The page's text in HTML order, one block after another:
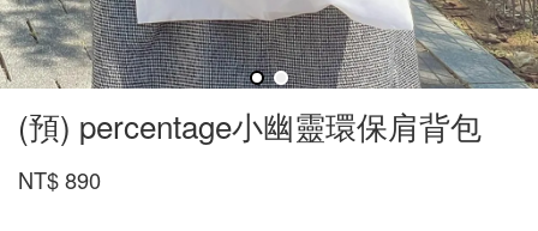
(預) percentage小幽靈環保肩背包
NT$ 890